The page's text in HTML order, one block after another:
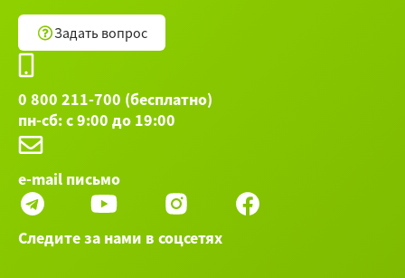
Задать вопрос
0 800 211-700 (бесплатно)
пн-сб: с 9:00 до 19:00
e-mail письмо
Следите за нами в соцсетях